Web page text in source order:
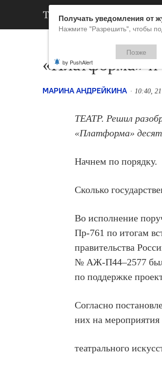
«Платформа»
МАРИНА АНДРЕЙКИНА 10:40,
ТЕАТР. Решил
«Платформа»
Начнем по порядку.
Сколько
Во исполнение
Пр-761 по итогам
правительства
№ АЖ-П44–2577
по поддержке
Согласно
них на мероприятия
театрального
Получать уведомления от
Нажмите "Разрешить", чтобы
Позже
by PushAlert